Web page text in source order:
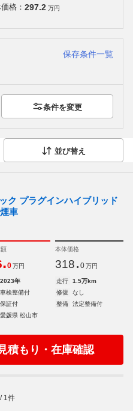
格： 297.2 万円
保存条件一覧
条件を変更
並び替え
ク プラグインハイブリッド
車
.0 万円
本体価格
318. 0 万円
2023年 走行
1.5万km
車検整備付 修復
なし
保証付 整備
法定整備付
愛媛県 松山市
積もり・在庫確認
/ 1 件